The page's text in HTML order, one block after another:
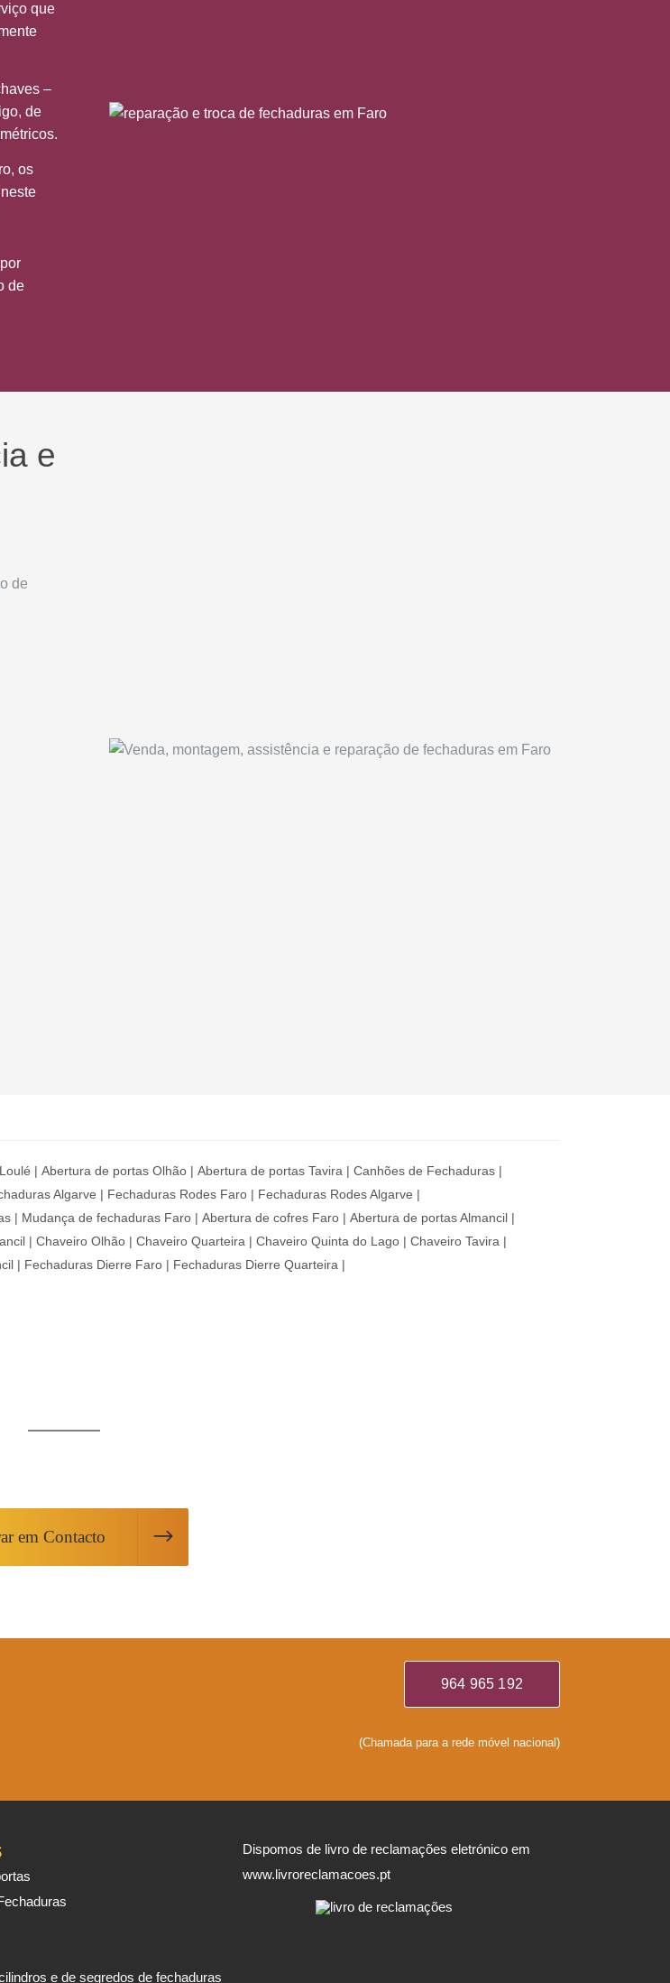
que
–
de
os
de
e
de
| Abertura de portas Olhão | Abertura de portas Tavira | Canhões de Fechaduras |
Algarve | Fechaduras Rodes Faro | Fechaduras Rodes Algarve |
| Mudança de fechaduras Faro | Abertura de cofres Faro | Abertura de portas Almancil |
| Chaveiro Olhão | Chaveiro Quarteira | Chaveiro Quinta do Lago | Chaveiro Tavira |
| Fechaduras Dierre Faro | Fechaduras Dierre Quarteira |
em Contacto
964 965 192
(Chamada para a rede móvel nacional)
e de segredos de fechaduras
Dispomos de livro de reclamações eletrónico em
www.livroreclamacoes.pt